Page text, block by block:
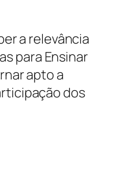
a relevância
para Ensinar
apto a
dos